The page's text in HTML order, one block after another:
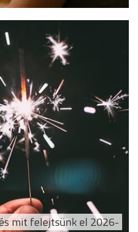
mit felejtsünk el 2026-